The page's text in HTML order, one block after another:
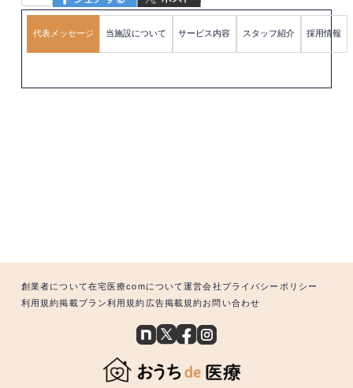
代表メッセージ 当施設について サービス内容 スタッフ紹介 採用情報
創業者について在宅医療comについて運営会社 プライバシーポリシー
利用規約掲載プラン利用規約 広告掲載規約お問い合わせ